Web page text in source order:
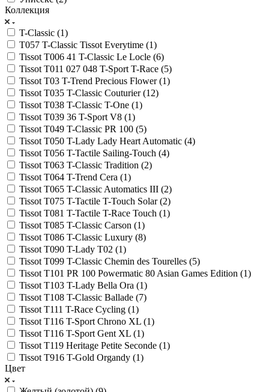
Коллекция
T-Classic (1)
T057 T-Classic Tissot Everytime (1)
Tissot T006 41 T-Classic Le Locle (6)
Tissot T011 027 048 T-Sport T-Race (5)
Tissot T03 T-Trend Precious Flower (1)
Tissot T035 T-Classic Couturier (12)
Tissot T038 T-Classic T-One (1)
Tissot T039 36 T-Sport V8 (1)
Tissot T049 T-Classic PR 100 (5)
Tissot T050 T-Lady Lady Heart Automatic (4)
Tissot T056 T-Tactile Sailing-Touch (4)
Tissot T063 T-Classic Tradition (2)
Tissot T064 T-Trend Cera (1)
Tissot T065 T-Classic Automatics III (2)
Tissot T075 T-Tactile T-Touch Solar (2)
Tissot T081 T-Tactile T-Race Touch (1)
Tissot T085 T-Classic Carson (1)
Tissot T086 T-Classic Luxury (8)
Tissot T090 T-Lady T02 (1)
Tissot T099 T-Classic Chemin des Tourelles (5)
Tissot T101 PR 100 Powermatic 80 Asian Games Edition (1)
Tissot T103 T-Lady Bella Ora (1)
Tissot T108 T-Classic Ballade (7)
Tissot T111 T-Race Cycling (1)
Tissot T116 T-Sport Chrono XL (1)
Tissot T116 T-Sport Gent XL (1)
Tissot T119 Heritage Petite Seconde (1)
Tissot T916 T-Gold Organdy (1)
Цвет